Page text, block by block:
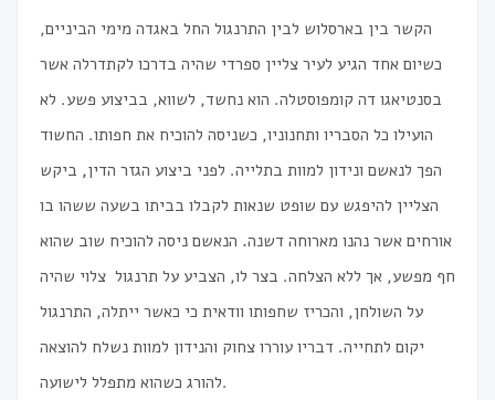
הקשר בין בארסלוש לבין התרנגול החל באגדה מימי הביניים,
כשיום אחד הגיע לעיר צליין ספרדי שהיה בדרכו לקתדרלה אשר
בסנטיאגו דה קומפוסטלה. הוא נחשד, לשווא, בביצוע פשע. לא
הועילו כל הסבריו ותחנוניו, כשניסה להוכיח את חפותו. החשוד
הפך לנאשם ונידון למוות בתלייה. לפני ביצוע הגזר הדין, ביקש
הצליין להיפגש עם שופט שנאות לקבלו בביתו בשעה ששהו בו
אורחים אשר נהנו מארוחה דשנה. הנאשם ניסה להוכיח שוב שהוא
חף מפשע, אך ללא הצלחה. בצר לו, הצביע על תרנגול צלוי שהיה
על השולחן, והכריז שחפותו וודאית כי כאשר ייתלה, התרנגול
יקום לתחייה. דבריו עוררו צחוק והנידון למוות נשלח להוצאה
להורג כשהוא מתפלל לישועה.